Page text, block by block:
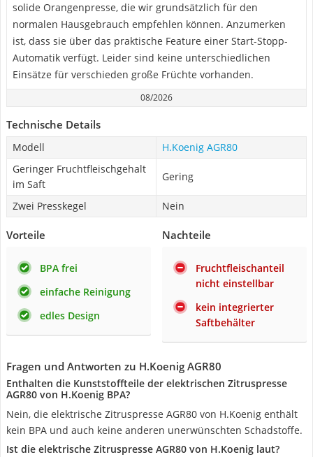
solide Orangenpresse, die wir grundsätzlich für den
normalen Hausgebrauch empfehlen können. Anzumerken
ist, dass sie über das praktische Feature einer Start-Stopp-
Automatik verfügt. Leider sind keine unterschiedlichen
Einsätze für verschieden große Früchte vorhanden.
08/2026
Technische Details
Modell
H.Koenig AGR80
Geringer Fruchtfleischgehalt
im Saft
Gering
Zwei Presskegel Nein
Vorteile
BPA frei
einfache Reinigung
edles Design
Nachteile
Fruchtfleischanteil
nicht einstellbar
kein integrierter
Saftbehälter
Fragen und Antworten zu H.Koenig AGR80
Enthalten die Kunststoffteile der elektrischen Zitruspresse
AGR80 von H.Koenig BPA?
Nein, die elektrische Zitruspresse AGR80 von H.Koenig enthält
kein BPA und auch keine anderen unerwünschten Schadstoffe.
Ist die elektrische Zitruspresse AGR80 von H.Koenig laut?